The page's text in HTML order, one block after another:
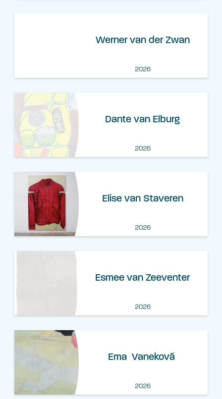
Werner van der Zwan
2026
Dante van Elburg
2026
Elise van Staveren
2026
Esmee van Zeeventer
2026
Ema Vaneková
2026